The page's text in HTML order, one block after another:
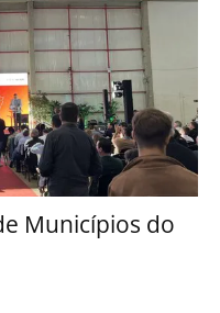
Municípios do